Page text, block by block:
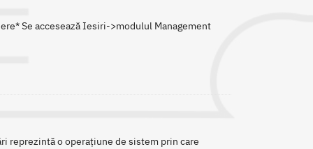
Se accesează Iesiri->modulul Management
reprezintă o operațiune de sistem prin care